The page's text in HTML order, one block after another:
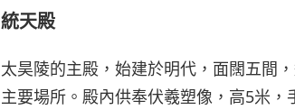
統天殿
太昊陵的主殿，始建於明代，面闊五間
主要場所。殿內供奉伏羲塑像，高5米，